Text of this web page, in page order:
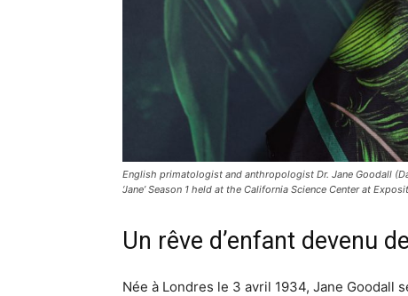
English primatologist and anthropologist Dr. Jane Goodall
‘Jane’ Season 1 held at the California Science Center at
Un rêve d’enfant devenu
Née à Londres le 3 avril 1934, Jane Goodall